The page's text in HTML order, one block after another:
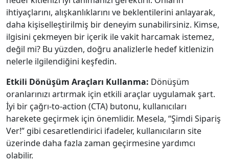
ihtiyaçlarını, alışkanlıklarını ve beklentilerini anlayarak,
daha kişiselleştirilmiş bir deneyim sunabilirsiniz. Kimse,
ilgisini çekmeyen bir içerik ile vakit harcamak istemez,
değil mi? Bu yüzden, doğru analizlerle hedef kitlenizin
nelerle ilgilendiğini keşfedin.
Etkili Dönüşüm Araçları Kullanma: Dönüşüm
oranlarınızı artırmak için etkili araçlar uygulamak şart.
İyi bir çağrı-to-action (CTA) butonu, kullanıcıları
harekete geçirmek için önemlidir. Mesela, “Şimdi Sipariş
Ver!” gibi cesaretlendirici ifadeler, kullanıcıların site
üzerinde daha fazla zaman geçirmesine yardımcı
olabilir.